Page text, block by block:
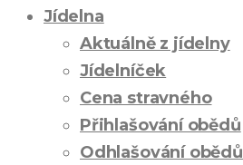
Jídelna
Aktuálně z jídelny
Jídelníček
Cena stravného
Přihlašování obědů
Odhlašování obědů